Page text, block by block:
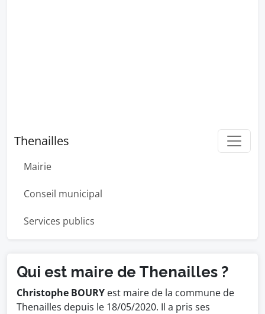
Thenailles
Mairie
Conseil municipal
Services publics
Qui est maire de Thenailles ?
Christophe BOURY est maire de la commune de
Thenailles depuis le 18/05/2020. Il a pris ses